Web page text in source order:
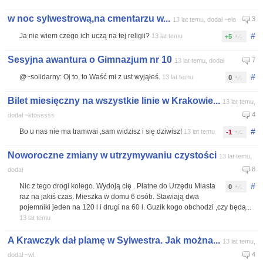
w noc sylwestrową,na cmentarzu w... 13 lat temu, dodał ~ela 3
#
+5
Ja nie wiem czego ich uczą na tej religii? 13 lat temu
Sesyjna awantura o Gimnazjum nr 10 13 lat temu, dodał 7
#
0
@~solidarny: Oj to, to Waść mi z ust wyjąłeś. 13 lat temu
Bilet miesięczny na wszystkie linie w Krakowie... 13 lat temu,
dodał ~ktosssss
4
#
-1
Bo u nas nie ma tramwai ,sam widzisz i się dziwisz! 13 lat temu
Noworoczne zmiany w utrzymywaniu czystości 13 lat temu,
dodał
8
#
0
Nic z tego drogi kolego. Wydoją cię . Płatne do Urzędu Miasta
raz na jakiś czas. Mieszka w domu 6 osób. Stawiają dwa
pojemniki jeden na 120 l i drugi na 60 l. Guzik kogo obchodzi ,czy będą...
13 lat temu
A Krawczyk dał plamę w Sylwestra. Jak można... 13 lat temu,
dodał ~wl.
4